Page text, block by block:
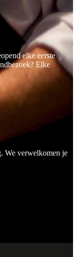
elke eerste
Elke
We verwelkomen je